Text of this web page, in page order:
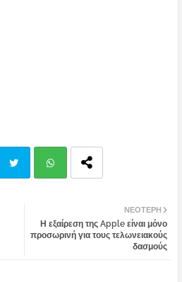
atsa
ΝΕΌΤΕΡΗ
Η εξαίρεση της Apple είναι μόνο
προσωρινή για τους τελωνειακούς
δασμούς